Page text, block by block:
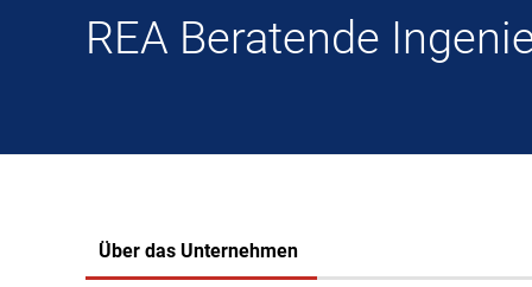
REA Beratende
Über das Unternehmen